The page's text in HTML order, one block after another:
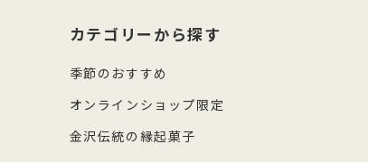
カテゴリーから探す
季節のおすすめ
オンラインショップ限定
金沢伝統の縁起菓子